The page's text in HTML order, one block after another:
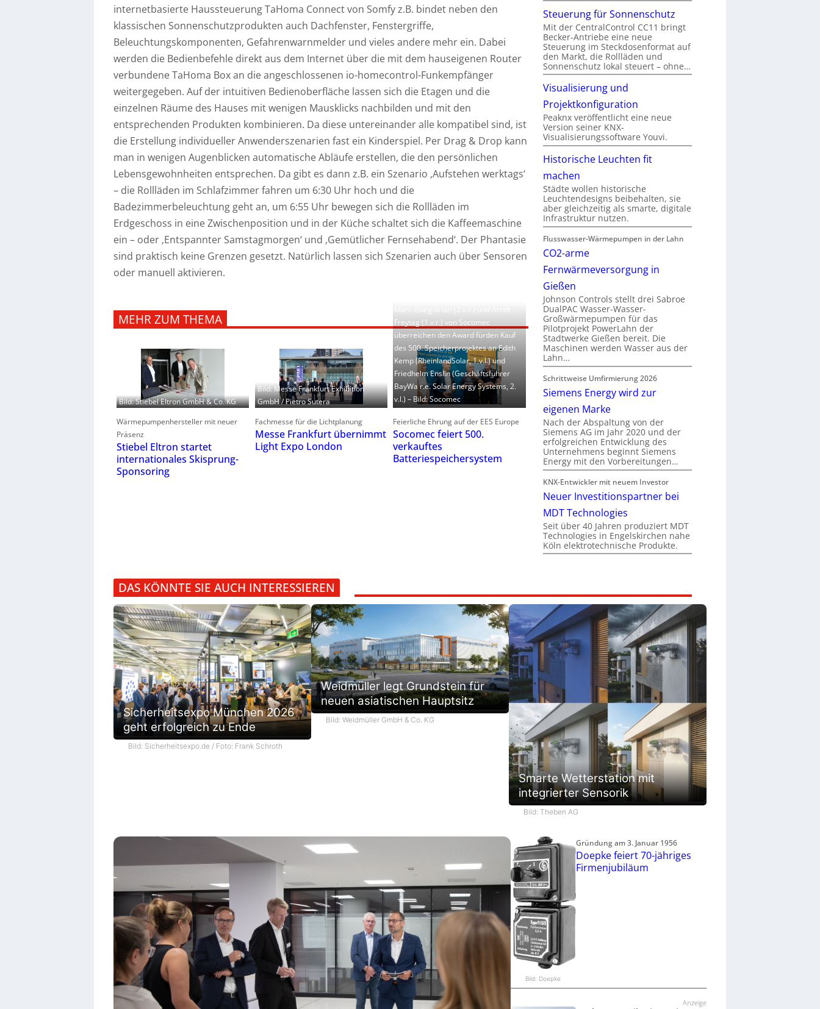
internetbasierte Haussteuerung TaHoma Connect von Somfy z.B. bindet neben den
klassischen Sonnenschutzprodukten auch Dachfenster, Fenstergriffe,
Beleuchtungskomponenten, Gefahrenwarnmelder und vieles andere mehr ein. Dabei
werden die Bedienbefehle direkt aus dem Internet über die mit dem hauseigenen Router
verbundene TaHoma Box an die angeschlossenen io-homecontrol-Funkempfänger
weitergegeben. Auf der intuitiven Bedienoberfläche lassen sich die Etagen und die
einzelnen Räume des Hauses mit wenigen Mausklicks nachbilden und mit den
entsprechenden Produkten kombinieren. Da diese untereinander alle kompatibel sind, ist
die Erstellung individueller Anwenderszenarien fast ein Kinderspiel. Per Drag & Drop kann
man in wenigen Augenblicken automatische Abläufe erstellen, die den persönlichen
Lebensgewohnheiten entsprechen. Da gibt es dann z.B. ein Szenario ‚Aufstehen werktags‘
– die Rollläden im Schlafzimmer fahren um 6:30 Uhr hoch und die
Badezimmerbeleuchtung geht an, um 6:55 Uhr bewegen sich die Rollläden im
Erdgeschoss in eine Zwischenposition und in der Küche schaltet sich die Kaffeemaschine
ein – oder ‚Entspannter Samstagmorgen‘ und ‚Gemütlicher Fernsehabend‘. Der Phantasie
sind praktisch keine Grenzen gesetzt. Natürlich lassen sich Szenarien auch über Sensoren
oder manuell aktivieren.
MEHR ZUM THEMA
Bild: Stiebel Eltron GmbH & Co. KG
Wärmepumpenhersteller mit neuer
Präsenz
Stiebel Eltron startet
internationales Skisprung-
Sponsoring
Bild: Messe Frankfurt Exhibition
GmbH / Pietro Sutera
Fachmesse für die Lichtplanung
Messe Frankfurt übernimmt
Light Expo London
Freytag (1.v.r.) von Socomec
überreichen den Award fürden Kauf
des 500. Speicherprojektes an Edith
Kemp (RheinlandSolar, 1.v.l.) und
Friedhelm Enslin (Geschäftsführer
BayWa r.e. Solar Energy Systems, 2.
v.l.) – Bild: Socomec
Feierliche Ehrung auf der EES Europe
Socomec feiert 500.
verkauftes
Batteriespeichersystem
Steuerung für Sonnenschutz
Mit der CentralControl CC11 bringt
Becker-Antriebe eine neue
Steuerung im Steckdosenformat auf
den Markt, die Rollläden und
Sonnenschutz lokal steuert – ohne…
Visualisierung und
Projektkonfiguration
Peaknx veröffentlicht eine neue
Version seiner KNX-
Visualisierungssoftware Youvi.
Historische Leuchten fit
machen
Städte wollen historische
Leuchtendesigns beibehalten, sie
aber gleichzeitig als smarte, digitale
Infrastruktur nutzen.
Flusswasser-Wärmepumpen in der Lahn
CO2-arme
Fernwärmeversorgung in
Gießen
Johnson Controls stellt drei Sabroe
DualPAC Wasser-Wasser-
Großwärmepumpen für das
Pilotprojekt PowerLahn der
Stadtwerke Gießen bereit. Die
Maschinen werden Wasser aus der
Lahn…
Schrittweise Umfirmierung 2026
Siemens Energy wird zur
eigenen Marke
Nach der Abspaltung von der
Siemens AG im Jahr 2020 und der
erfolgreichen Entwicklung des
Unternehmens beginnt Siemens
Energy mit den Vorbereitungen…
KNX-Entwickler mit neuem Investor
Neuer Investitionspartner bei
MDT Technologies
Seit über 40 Jahren produziert MDT
Technologies in Engelskirchen nahe
Köln elektrotechnische Produkte.
DAS KÖNNTE SIE AUCH INTERESSIEREN
Sicherheitsexpo München 2026
geht erfolgreich zu Ende
Bild: Sicherheitsexpo.de / Foto: Frank Schroth
Weidmüller legt Grundstein für
neuen asiatischen Hauptsitz
Bild: Weidmüller GmbH & Co. KG
Smarte Wetterstation mit
integrierter Sensorik
Bild: Theben AG
Bild: Doepke
Gründung am 3. Januar 1956
Doepke feiert 70-jähriges
Firmenjubiläum
Anzeige